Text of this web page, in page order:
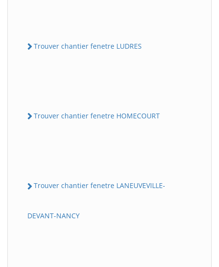
Trouver chantier fenetre LUDRES
Trouver chantier fenetre HOMECOURT
Trouver chantier fenetre LANEUVEVILLE-
DEVANT-NANCY